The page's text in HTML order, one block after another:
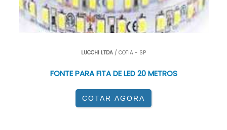
LUCCHI LTDA / COTIA - SP
FONTE PARA FITA DE LED 20 METROS
COTAR AGORA